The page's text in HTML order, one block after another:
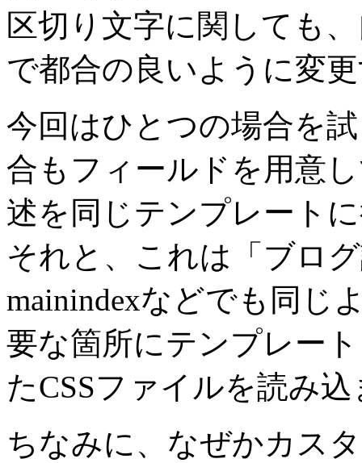
区切り文字に関しても
で都合の良いように変
今回はひとつの場合を
合もフィールドを用意
述を同じテンプレート
それと、これは「ブロ
mainindexなどでも同じ
要な箇所にテンプレー
たCSSファイルを読み
ちなみに、なぜかカス